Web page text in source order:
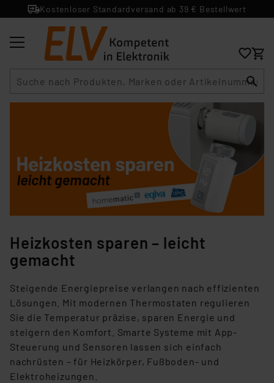
Kostenloser Standardversand ab 39 € Bestellwert
Heizkosten sparen – leicht
gemacht
Steigende Energiepreise verlangen nach effizienten
Lösungen. Mit modernen Thermostaten regulieren
Sie die Temperatur präzise, sparen Energie und
steigern den Komfort. Smarte Systeme mit App-
Steuerung und Sensoren lassen sich einfach
nachrüsten – für Heizkörper, Fußboden- und
Elektroheizungen.